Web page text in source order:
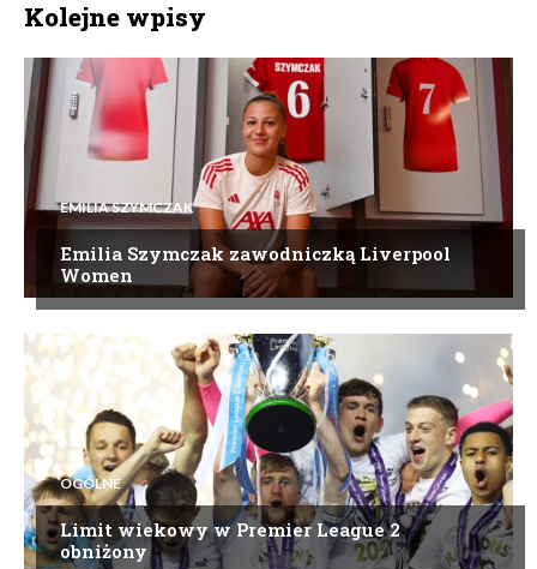
Kolejne wpisy
EMILIA SZYMCZAK
Emilia Szymczak zawodniczką Liverpool
Women
OGÓLNE
Limit wiekowy w Premier League 2
obniżony